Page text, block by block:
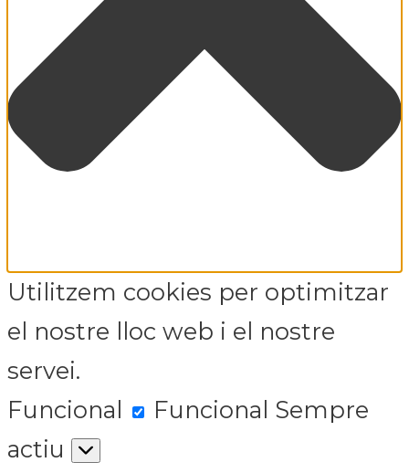
Utilitzem cookies per optimitzar
el nostre lloc web i el nostre
servei.
Funcional
Funcional Sempre
actiu